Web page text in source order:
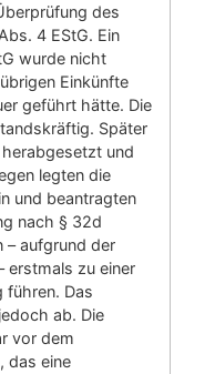
des
4 EStG. Ein
wurde nicht
Einkünfte
geführt hätte. Die
Später
und
legten die
und beantragten
nach § 32d
– aufgrund der
erstmals zu einer
führen. Das
ab. Die
vor dem
das eine